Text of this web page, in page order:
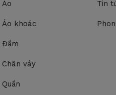
Áo
Áo khoác
Đầm
Chân váy
Quần
Tin